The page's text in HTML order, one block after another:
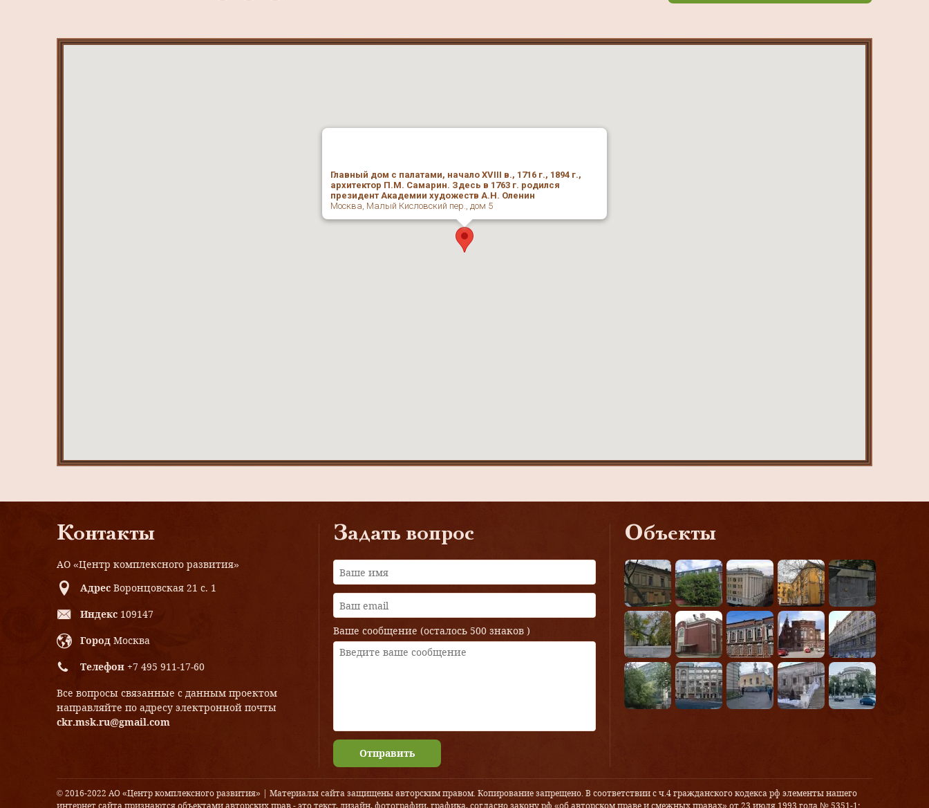
Главный дом с палатами, начало XVIII в., 1716 г., 1894 г.,
архитектор П.М. Самарин. Здесь в 1763 г. родился
президент Академии художеств А.Н. Оленин
Москва, Малый Кисловский пер., дом 5
Контакты
АО «Центр комплексного развития»
Адрес Воронцовская 21 с. 1
Индекс 109147
Город Москва
Телефон +7 495 911-17-60
Все вопросы связанные с данным проектом
направляйте по адресу электронной почты
ckr.msk.ru@gmail.com
Задать вопрос
Ваше сообщение (осталось 500 знаков )
Отправить
Объекты
© 2016-2022 АО «Центр комплексного развития» | Материалы сайта защищены авторским правом. Копирование запрещено. В соответствии с ч.4 гражданского кодекса рф элементы нашего